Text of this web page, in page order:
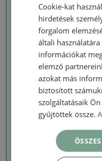
Valódi fotó
Szobai szil - Ulmus parvifolia
Szobai bonsai - Ulmus
parvifolia - Kislevelű
Cookie-kat
hirdetések
forgalom
általi
információkat
elemző
azokat más
biztosított
szolgáltatásaik
gyűjtöttek össze.